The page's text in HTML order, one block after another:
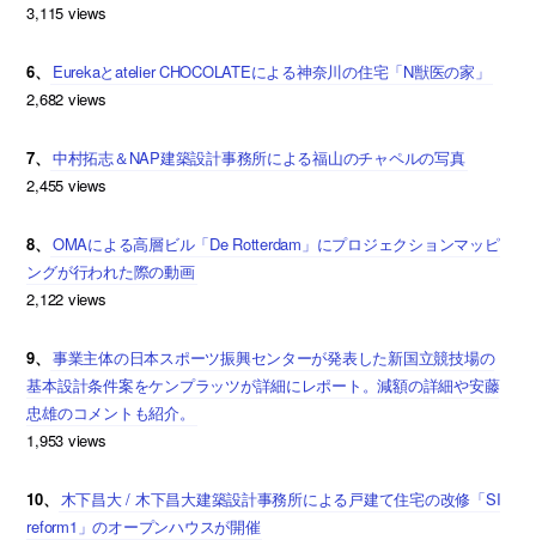
3,115 views
6、
Eurekaとatelier CHOCOLATEによる神奈川の住宅「N獣医の家」
2,682 views
7、 中村拓志＆NAP建築設計事務所による福山のチャペルの写真
2,455 views
8、 OMAによる高層ビル「De Rotterdam」にプロジェクションマッピ
ングが行われた際の動画
2,122 views
9、 事業主体の日本スポーツ振興センターが発表した新国立競技場の
基本設計条件案をケンプラッツが詳細にレポート。減額の詳細や安藤
忠雄のコメントも紹介。
1,953 views
10、 木下昌大 / 木下昌大建築設計事務所による戸建て住宅の改修「SI
reform1」のオープンハウスが開催